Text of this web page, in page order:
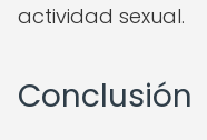
actividad sexual.
Conclusión